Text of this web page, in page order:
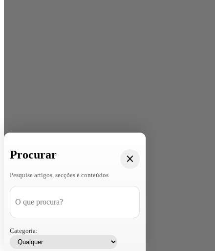
Procurar
Pesquise artigos, secções e conteúdos
Categoria: